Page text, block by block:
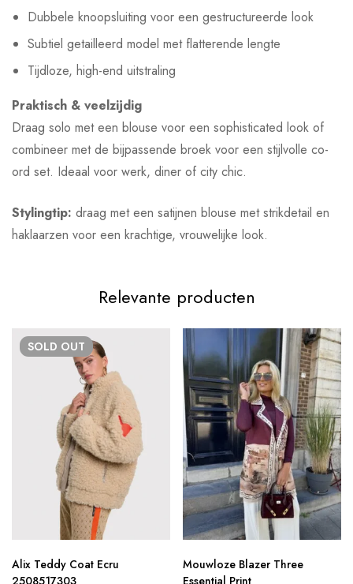
Dubbele knoopsluiting voor een gestructureerde look
Subtiel getailleerd model met flatterende lengte
Tijdloze, high-end uitstraling
Praktisch & veelzijdig
Draag solo met een blouse voor een sophisticated look of
combineer met de bijpassende broek voor een stijlvolle co-
ord set. Ideaal voor werk, diner of city chic.
Stylingtip: draag met een satijnen blouse met strikdetail en
haklaarzen voor een krachtige, vrouwelijke look.
Relevante producten
SOLD OUT
Alix Teddy Coat Ecru
2508517303
Mouwloze Blazer Three
Essential Print